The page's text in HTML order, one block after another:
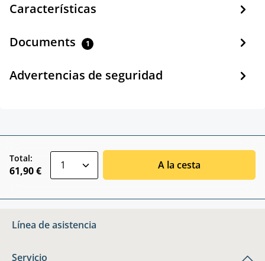
Características
Documents 1
Advertencias de seguridad
Total:
61,90 € A la cesta
Línea de asistencia
Servicio